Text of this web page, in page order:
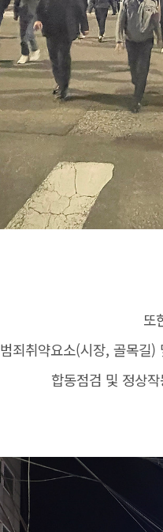
또
범죄취약요소(시장, 골목길)
합동점검 및 정상